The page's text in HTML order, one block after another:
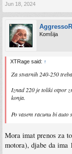
Jun 18, 2024
AggressoR
Komšija
XTRage said: ↑
Za stvarnih 240-250
Iznad 220 je toliki otpor
konja.
Po vasem racunu bi
Mora imat prenos za
motora), djabe da ima